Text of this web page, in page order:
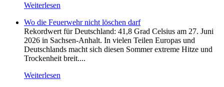
Weiterlesen
Wo die Feuerwehr nicht löschen darf
Rekordwert für Deutschland: 41,8 Grad Celsius am 27. Juni
2026 in Sachsen-Anhalt. In vielen Teilen Europas und
Deutschlands macht sich diesen Sommer extreme Hitze und
Trockenheit breit....
Weiterlesen